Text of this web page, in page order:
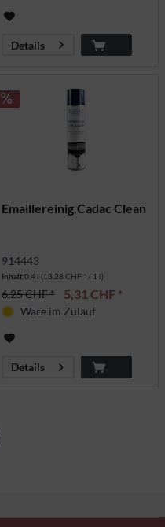
Details
Emaillereinig.Cadac Clean
914443
Inhalt0.4 l (13,28 CHF * / 1 l)
6,25 CHF * 5,31 CHF *
Ware im Zulauf
Details